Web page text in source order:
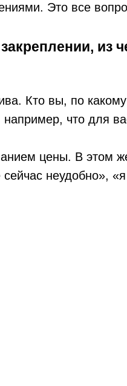
Это все
из
Кто вы, по
что для
цены. В этом
неудобно»,